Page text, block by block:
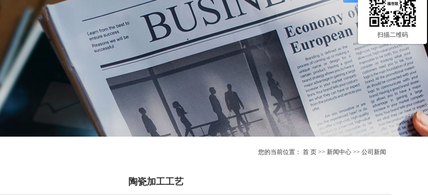
心
碳化硅
氧化锆
氮化铝
视频中心 新闻中心
行业新闻
技术知识
联系我们
您的当前位置： 首 页 >> 新闻中心 >> 公司新闻
陶瓷加工工艺
扫描二维码